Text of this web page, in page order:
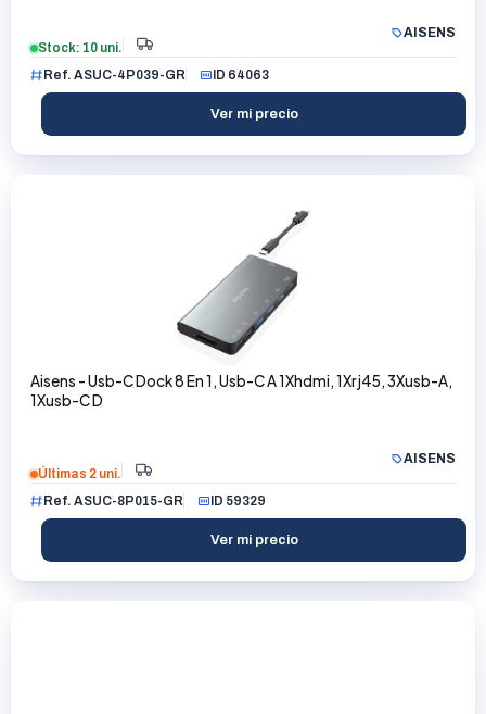
AISENS
Stock: 10 uni.
Ref. ASUC-4P039-GR
ID 64063
Ver mi precio
Aisens - Usb-C Dock 8 En 1, Usb-C A 1Xhdmi, 1Xrj45, 3Xusb-A,
1Xusb-C D
AISENS
Últimas 2 uni.
Ref. ASUC-8P015-GR
ID 59329
Ver mi precio